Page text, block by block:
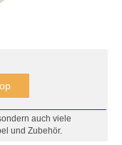
auch viele
und Zubehör.